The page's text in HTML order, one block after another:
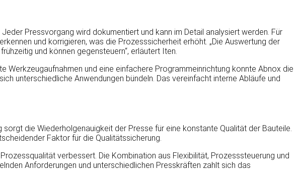
Pressvorgang wird dokumentiert und kann im Detail analysiert werden. Für
und korrigieren, was die Prozesssicherheit erhöht. „Die Auswertung der
und können gegensteuern“, erläutert Iten.
Werkzeugaufnahmen und eine einfachere Programmeinrichtung konnte Abnox die
unterschiedliche Anwendungen bündeln. Das vereinfacht interne Abläufe und
die Wiederholgenauigkeit der Presse für eine konstante Qualität der Bauteile.
Faktor für die Qualitätssicherung.
verbessert. Die Kombination aus Flexibilität, Prozesssteuerung und
Anforderungen und unterschiedlichen Presskräften zahlt sich das